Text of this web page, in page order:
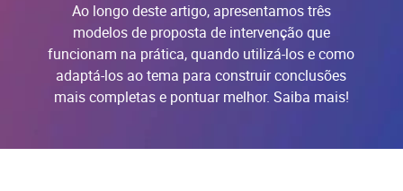
Ao longo deste artigo, apresentamos três
modelos de proposta de intervenção que
funcionam na prática, quando utilizá-los e como
adaptá-los ao tema para construir conclusões
mais completas e pontuar melhor. Saiba mais!